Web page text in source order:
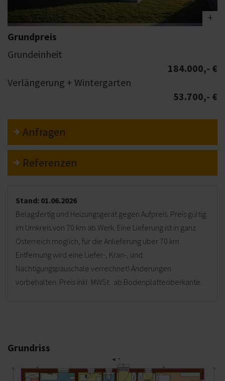
Grundpreis
Grundeinheit
184.000,- €
Verlängerung + Wintergarten
53.700,- €
Anfragen
Referenzen
Stand: 01.06.2026
Belagsfertig und Heizungsgerät gegen Aufpreis. Preis gültig
im Umkreis von 70 km ab Werk. Eine Lieferung ist in ganz
Österreich möglich, für die Anlieferung über 70 km
Entfernung wird eine Liefer-, Kran-, und
Nächtigungspauschale verrechnet! Änderungen
vorbehalten. Preis inkl. MWSt. ab Bodenplatteoberkante.
Grundriss